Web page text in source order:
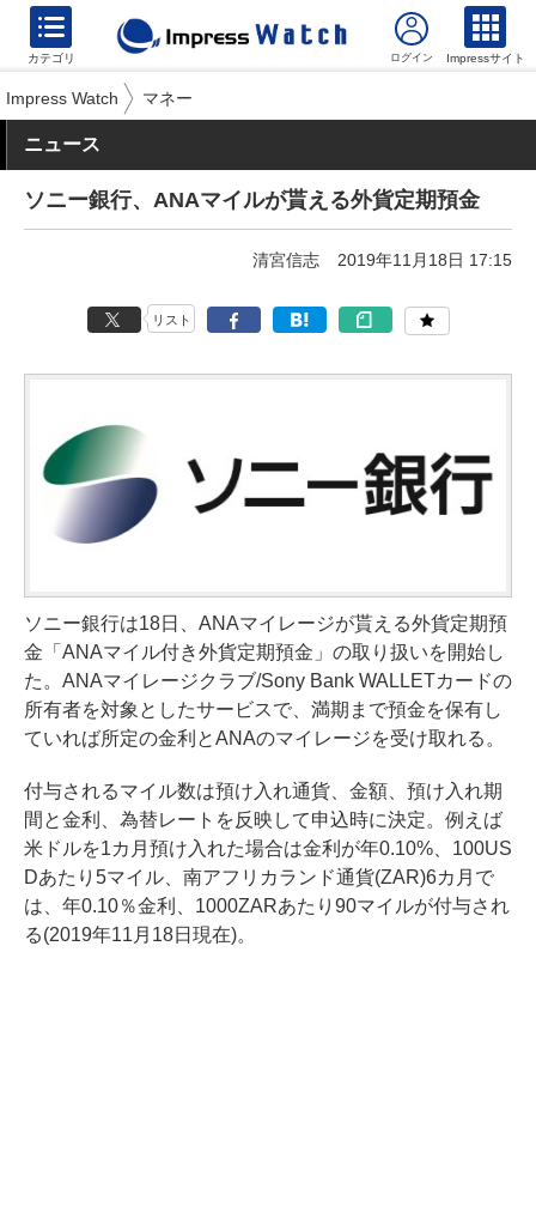
カテゴリ Impressサイト
Impress Watch マネー
ニュース
ソニー銀行、ANAマイルが貰える外貨定期預金
清宮信志 2019年11月18日 17:15
リスト
ソニー銀行は18日、ANAマイレージが貰える外貨定期預
金「ANAマイル付き外貨定期預金」の取り扱いを開始し
た。ANAマイレージクラブ/Sony Bank WALLETカードの
所有者を対象としたサービスで、満期まで預金を保有し
ていれば所定の金利とANAのマイレージを受け取れる。
付与されるマイル数は預け入れ通貨、金額、預け入れ期
間と金利、為替レートを反映して申込時に決定。例えば
米ドルを1カ月預け入れた場合は金利が年0.10%、100US
Dあたり5マイル、南アフリカランド通貨(ZAR)6カ月で
は、年0.10％金利、1000ZARあたり90マイルが付与され
る(2019年11月18日現在)。